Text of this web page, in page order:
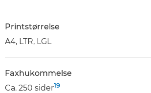
Printstørrelse
A4, LTR, LGL
Faxhukommelse
Ca. 250 sider19